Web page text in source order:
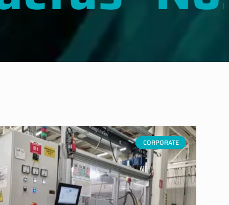
CORPORATE